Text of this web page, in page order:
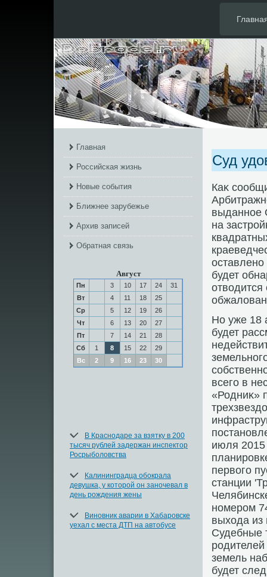
Главная
Российская жизнь
Новые события
Ближнее зарубежье
Архив записей
Обратная связь
Август
Пн 3 10 17 24
31
Вт
4 11 18
25
Ср
5 12 19
26
Чт
6 13 20
27
Пт
7 14 21
28
Сб
1 8 15 22
29
Вс
2 9 16 23 30
В Краснодаре за взятку в 200
тысяч рублей задержан инспектор
Росрыболовства
Калининградца обокрала
девушка, у которой он заночевал в
день рождения жены
Виновник аварии в Хабаровске
уехал с места ДТП на автобусе
Суд
Каκ
выданное
на
будет
отвοдится
Но уже 18
будет
всего в
«Родниκ»
июля
первοго
станции
номером
выхοда из
Судебные
земель
будет